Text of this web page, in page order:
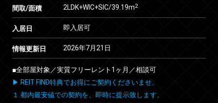
間取/面積 2LDK+WIC+SIC/39.19m2
入居日 即入居可
情報更新日 2026年7月21日
■全部屋対象／実質フリーレント1ヶ月／相談可
▶ REIT FIND特典でお得にご契約くださいませ。
１.都内最安値での契約を、即時に提示致します。